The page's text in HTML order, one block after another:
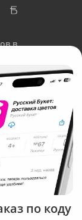
в
«Технология»
по коду